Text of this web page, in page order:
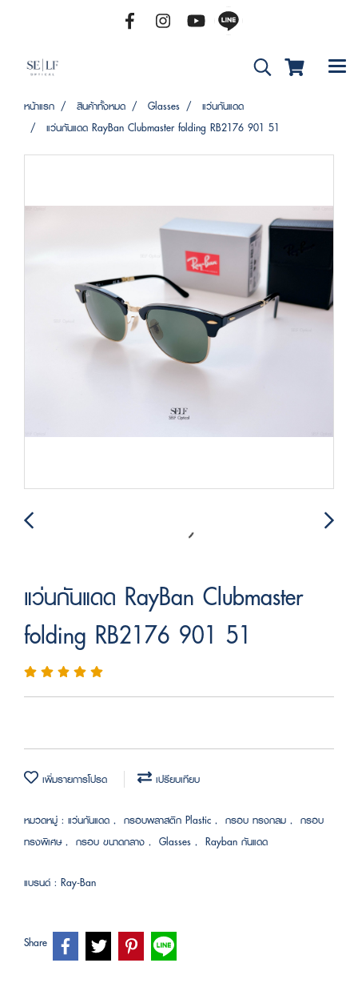
หน้าแรก สินค้าทั้งหมด Glasses
แว่นกันแดด
แว่นกันแดด RayBan Clubmaster folding RB2176 901 51
แว่นกันแดด RayBan Clubmaster
folding RB2176 901 51
เพิ่มรายการโปรด เปรียบเทียบ
หมวดหมู่ : แว่นกันแดด , กรอบพลาสติก Plastic , กรอบ ทรงกลม , กรอบ
ทรงพิเศษ, กรอบ ขนาดกลาง , Glasses , Rayban กันแดด
แบรนด์ : Ray-Ban
Share